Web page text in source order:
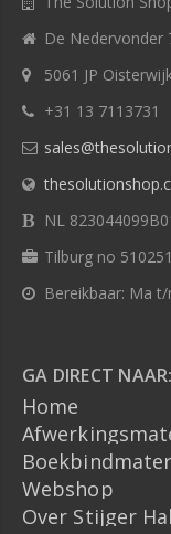
De Nedervonder
5061 JP
+31 13 7113731
NL
Tilburg no
Bereikbaar: Ma
GA DIRECT NAAR:
Home
Webshop
Over Stijger